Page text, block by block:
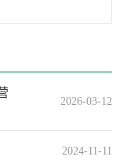
2026-03-12
2024-11-11